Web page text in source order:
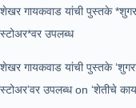
शेखर गायकवाड यांची पुस्तके
स्टोअर*वर उपलब्ध
शेखर गायकवाड यांची पुस्तके
स्टोअर’वर उपलब्धon‘शेतीचे